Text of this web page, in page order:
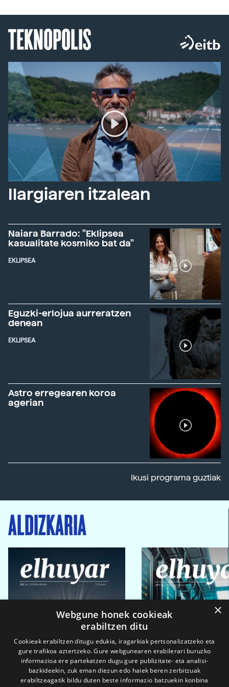
TEKNOPOLIS
Ilargiaren itzalean
Naiara Barrado: "Eklipsea
kasualitate kosmiko bat da"
EKLIPSEA
Eguzki-erlojua aurreratzen
denean
EKLIPSEA
Astro erregearen koroa
agerian
Ikusi programa guztiak
ALDIZKARIA
×
Webgune honek cookieak
erabiltzen ditu
Cookieak erabiltzen ditugu edukia, iragarkiak pertsonalizatzeko eta
gure trafikoa aztertzeko. Gure webgunearen erabilerari buruzko
informazioa ere partekatzen dugu gure publizitate- eta analisi-
bazkideekin, zuk eman diezun edo haiek beren zerbitzuak
erabiltzeagatik bildu duten beste informazio batzuekin konbina